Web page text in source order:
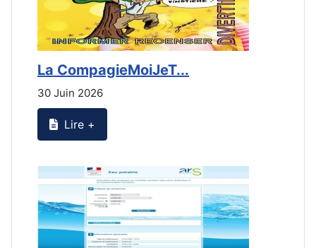
La CompagieMoiJeT...
30 Juin 2026
Lire +